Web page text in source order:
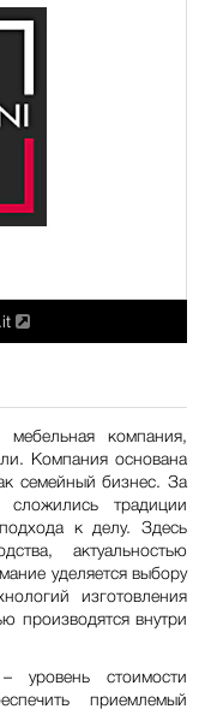
мебельная компания,
Компания основана
семейный бизнес. За
сложились традиции
к делу. Здесь
актуальностью
уделяется выбору
изготовления
производятся внутри
уровень стоимости
приемлемый